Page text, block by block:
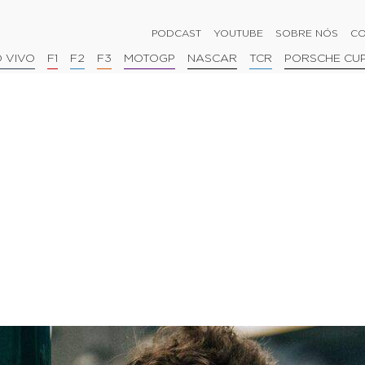
PODCAST YOUTUBE SOBRE NÓS
VIVO F1 F2 F3 MOTOGP NASCAR TCR PORSCHE